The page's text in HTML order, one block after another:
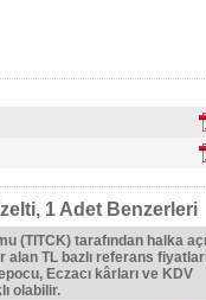
1 Adet Benzerleri
(TITCK) tarafından halka
alan TL bazlı referans
Eczacı kârları ve KDV
olabilir.